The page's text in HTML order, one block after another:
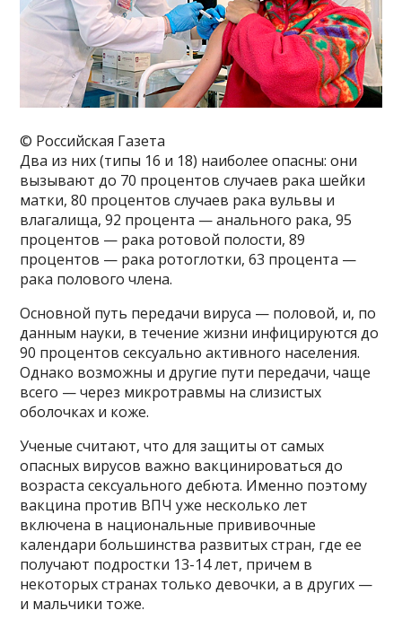
© Российская Газета
Два из них (типы 16 и 18) наиболее опасны: они
вызывают до 70 процентов случаев рака шейки
матки, 80 процентов случаев рака вульвы и
влагалища, 92 процента — анального рака, 95
процентов — рака ротовой полости, 89
процентов — рака ротоглотки, 63 процента —
рака полового члена.
Основной путь передачи вируса — половой, и, по
данным науки, в течение жизни инфицируются до
90 процентов сексуально активного населения.
Однако возможны и другие пути передачи, чаще
всего — через микротравмы на слизистых
оболочках и коже.
Ученые считают, что для защиты от самых
опасных вирусов важно вакцинироваться до
возраста сексуального дебюта. Именно поэтому
вакцина против ВПЧ уже несколько лет
включена в национальные прививочные
календари большинства развитых стран, где ее
получают подростки 13-14 лет, причем в
некоторых странах только девочки, а в других —
и мальчики тоже.